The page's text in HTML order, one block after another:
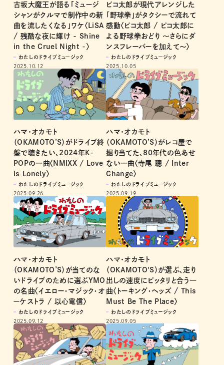
古坂大魔王が語る「ミュージ
シャンがクルマで制作中の新
曲を流したくなる」ワケ〈LiSA
/ 残酷な夜に輝け - Shine
in the Cruel Night -〉
わたしのドライブミュージック
2025.10.12
ピコ太郎が現代アレンジした
「野球拳」がタクシーで流れて
感動〈ピコ太郎 / ピコ太郎に
よる野球拳おどり 〜さらにダ
ンスフレーバーを加えて〜〉
わたしのドライブミュージック
2025.10.05
ハマ･オカモト
（OKAMOTO’S）がドライブ終
盤で聴きたい、2024年K-
POPの一曲〈NMIXX / Love
Is Lonely〉
わたしのドライブミュージック
2025.09.26
ハマ･オカモト
（OKAMOTO’S）がレコ屋で
掘り当てた、80年代の色あせ
ない一曲〈寺尾 聰 / Inter
Change〉
わたしのドライブミュージック
2025.09.19
ハマ･オカモト
（OKAMOTO’S）が当てのな
いドライブのために選ぶYMO
の名曲〈イエロー・マジック・オ
ーケストラ / 以心電信〉
わたしのドライブミュージック
2025.09.12
ハマ･オカモト
（OKAMOTO'S）が選ぶ、走り
出しの速度にピッタリと合う一
曲〈トーキング・ヘッズ / This
Must Be The Place〉
わたしのドライブミュージック
2025.09.05